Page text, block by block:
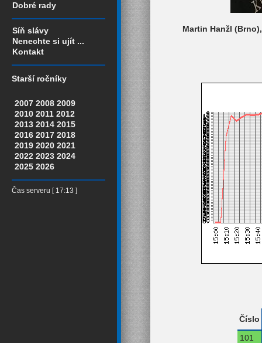
Dobré rady
Síň slávy
Nenechte si ujít ...
Kontakt
Starší ročníky
2007 2008 2009
2010 2011 2012
2013 2014 2015
2016 2017 2018
2019 2020 2021
2022 2023 2024
2025 2026
Čas serveru [ 17:13 ]
Martin Hanžl
Číslo
101